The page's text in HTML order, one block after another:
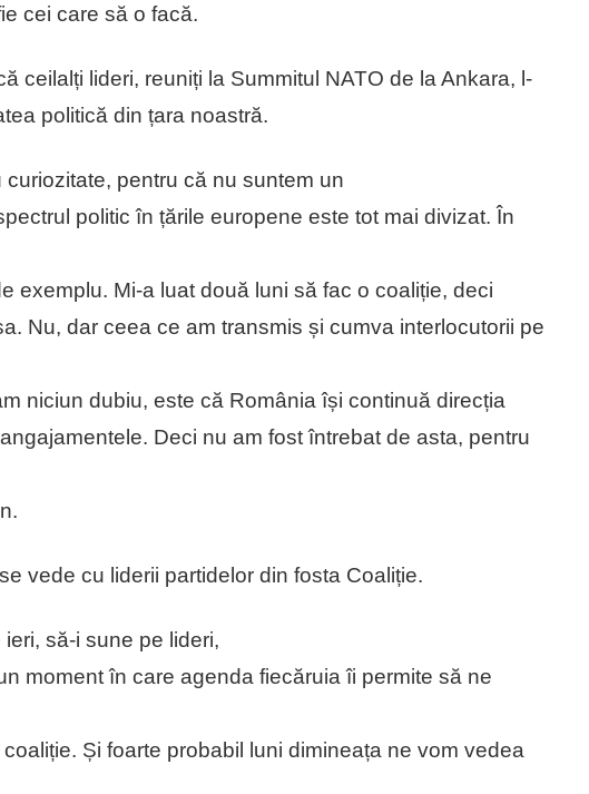
cei care să o facă.
ceilalți lideri, reuniți la Summitul NATO de la Ankara, l-
politică din țara noastră.
pentru că nu suntem un
politic în țările europene este tot mai divizat. În
exemplu. Mi-a luat două luni să fac o coaliție, deci
Nu, dar ceea ce am transmis și cumva interlocutorii pe
niciun dubiu, este că România își continuă direcția
Deci nu am fost întrebat de asta, pentru
vede cu liderii partidelor din fosta Coaliție.
să-i sune pe lideri,
moment în care agenda fiecăruia îi permite să ne
Și foarte probabil luni dimineața ne vom vedea